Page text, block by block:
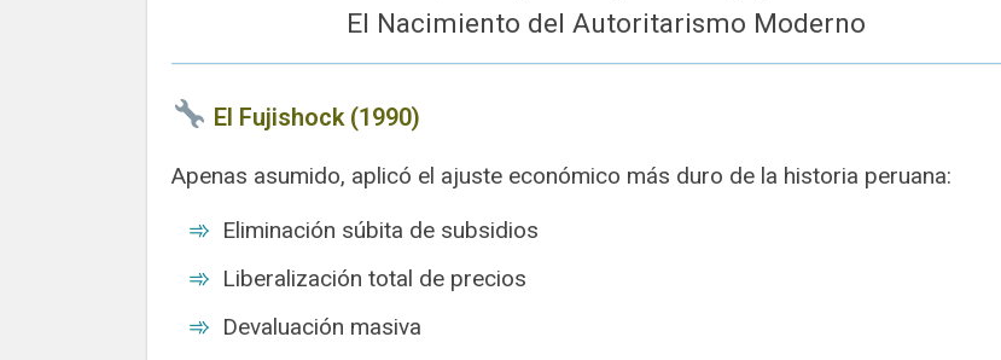
El Nacimiento del Autoritarismo Moderno
El Fujishock (1990)
Apenas asumido, aplicó el ajuste económico más duro de la historia peruana:
Eliminación súbita de subsidios
Liberalización total de precios
Devaluación masiva